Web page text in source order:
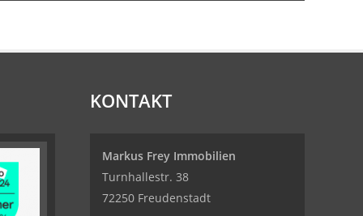
KONTAKT
Markus Frey Immobilien
Turnhallestr. 38
72250 Freudenstadt